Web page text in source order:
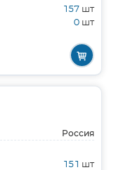
157 шт
0 шт
Россия
151 шт